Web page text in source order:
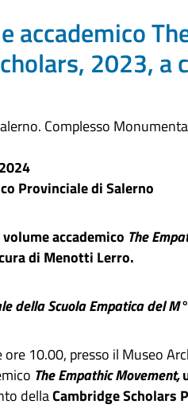
accademico
2023, a
Complesso
Provinciale di Salerno
accademico The
di Menotti Lerro.
della Scuola Empatica del
10.00, presso il Museo
The Empathic Movement,
dellaCambridge Scholars